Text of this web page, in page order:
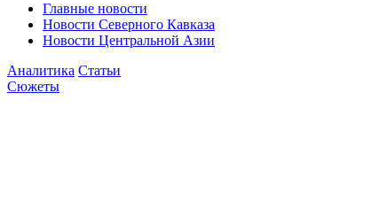
Главные новости
Новости Северного Кавказа
Новости Центральной Азии
Аналитика Статьи
Сюжеты